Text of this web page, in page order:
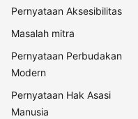
Pernyataan Aksesibilitas
Masalah mitra
Pernyataan Perbudakan
Modern
Pernyataan Hak Asasi
Manusia